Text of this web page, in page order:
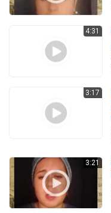
4:31
3:17
3:21